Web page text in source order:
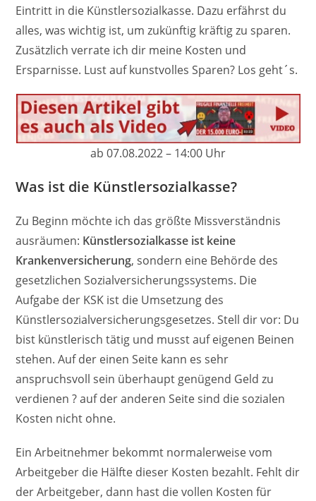
Eintritt in die Künstlersozialkasse. Dazu erfährst du
alles, was wichtig ist, um zukünftig kräftig zu sparen.
Zusätzlich verrate ich dir meine Kosten und
Ersparnisse. Lust auf kunstvolles Sparen? Los geht´s.
ab 07.08.2022 – 14:00 Uhr
Was ist die Künstlersozialkasse?
Zu Beginn möchte ich das größte Missverständnis
ausräumen: Künstlersozialkasse ist keine
Krankenversicherung, sondern eine Behörde des
gesetzlichen Sozialversicherungssystems. Die
Aufgabe der KSK ist die Umsetzung des
Künstlersozialversicherungsgesetzes. Stell dir vor: Du
bist künstlerisch tätig und musst auf eigenen Beinen
stehen. Auf der einen Seite kann es sehr
anspruchsvoll sein überhaupt genügend Geld zu
verdienen ? auf der anderen Seite sind die sozialen
Kosten nicht ohne.
Ein Arbeitnehmer bekommt normalerweise vom
Arbeitgeber die Hälfte dieser Kosten bezahlt. Fehlt dir
der Arbeitgeber, dann hast die vollen Kosten für